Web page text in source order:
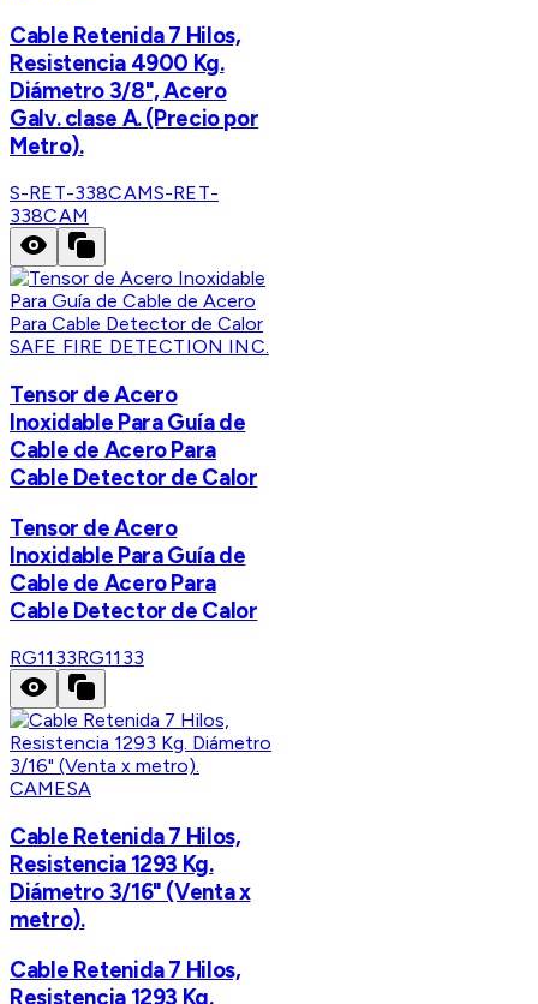
Cable Retenida 7 Hilos,
Resistencia 4900 Kg.
Diámetro 3/8", Acero
Galv. clase A. (Precio por
Metro).
S-RET-338CAMS-RET-
338CAM
SAFE FIRE DETECTION INC.
Tensor de Acero
Inoxidable Para Guía de
Cable de Acero Para
Cable Detector de Calor
Tensor de Acero
Inoxidable Para Guía de
Cable de Acero Para
Cable Detector de Calor
RG1133RG1133
CAMESA
Cable Retenida 7 Hilos,
Resistencia 1293 Kg.
Diámetro 3/16" (Venta x
metro).
Cable Retenida 7 Hilos,
Resistencia 1293 Kg.